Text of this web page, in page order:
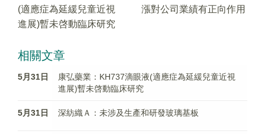
(適應症為延緩兒童近視
進展)暫未啓動臨床研究
漲對公司業績有正向作用
相關文章
5月31日
康弘藥業：KH737滴眼液(適應症為延緩兒童近視
進展)暫未啓動臨床研究
5月31日 深紡織Ａ：未涉及生產和研發玻璃基板